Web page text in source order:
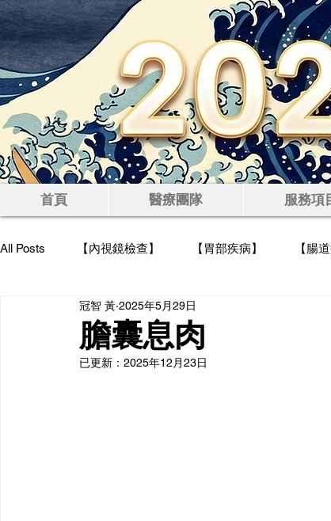
首頁 醫療團隊 服務項
All Posts 【內視鏡檢查】 【胃部疾病】 【腸
【高血脂】 【減重】
膽囊息肉
冠智 黃 2025年5月29日
已更新： 2025年12月23日